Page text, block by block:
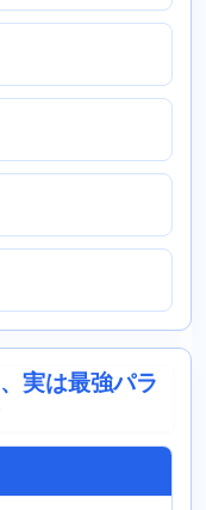
実は最強パラ